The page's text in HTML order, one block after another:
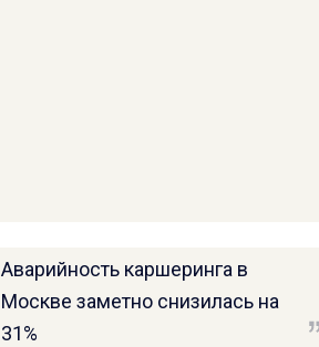
Аварийность каршеринга в
Москве заметно снизилась на
31%